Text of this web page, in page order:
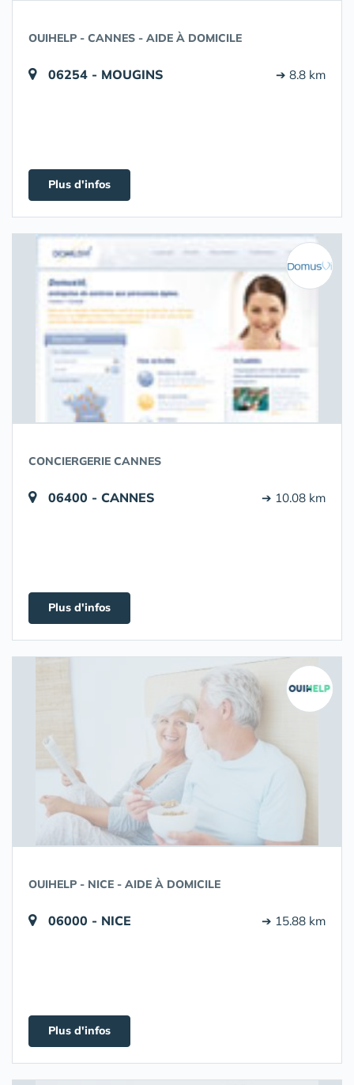
OUIHELP - CANNES - AIDE À DOMICILE
06254 - MOUGINS ➔ 8.8 km
Plus d'infos
CONCIERGERIE CANNES
06400 - CANNES ➔ 10.08 km
Plus d'infos
OUIHELP - NICE - AIDE À DOMICILE
06000 - NICE ➔ 15.88 km
Plus d'infos